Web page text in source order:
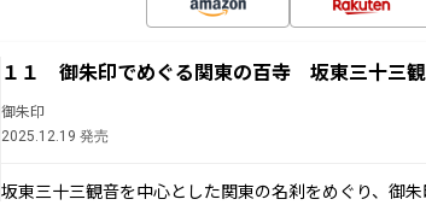
１１ 御朱印でめぐる関東の百寺 坂東三十三
御朱印
2025.12.19 発売
坂東三十三観音を中心とした関東の名刹をめぐり、御